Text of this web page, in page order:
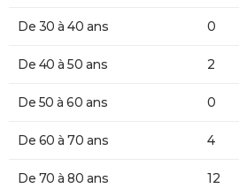
De 30 à 40 ans 0
De 40 à 50 ans 2
De 50 à 60 ans 0
De 60 à 70 ans 4
De 70 à 80 ans 12